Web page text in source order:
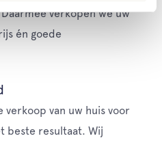
verkopen we uw
én goede
verkoop van uw huis voor
beste resultaat. Wij